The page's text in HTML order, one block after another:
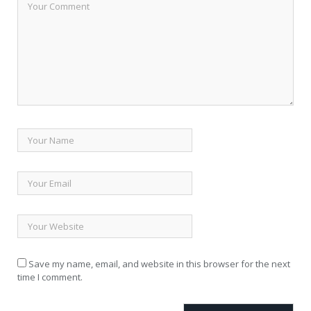
Save my name, email, and website in this browser for the next
time I comment.